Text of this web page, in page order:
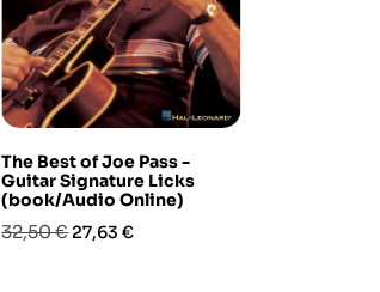
The Best of Joe Pass -
Guitar Signature Licks
(book/Audio Online)
Prezzo
32,50 €Prezzo
27,63 €